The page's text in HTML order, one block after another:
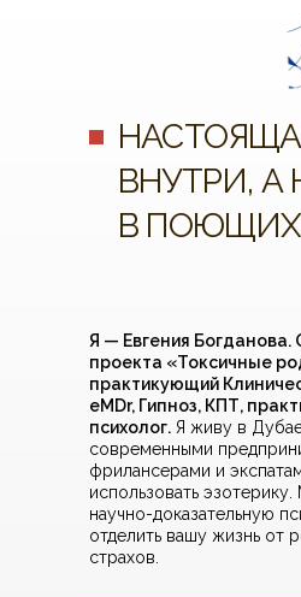
Я — Евгения Богданова.
проекта «Токсичные
практикующий
eMDr, Гипноз, КПТ,
психолог. Я живу в
современными
фрилансерами и
использовать
научно-доказательную
отделить вашу жизнь от
страхов.
ВНУТРИ, А
В